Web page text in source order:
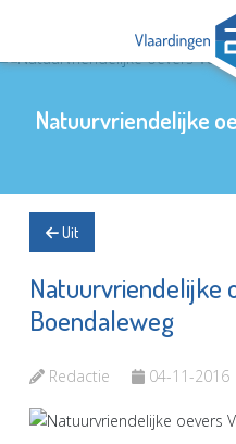
Natuurvriendelijke
Uit
Natuurvriendelijke
Boendaleweg
Redactie 04-11-2016